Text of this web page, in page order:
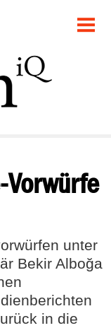
Vorwürfe
unter
Bekir Alboğa
in die